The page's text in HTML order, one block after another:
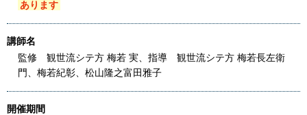
あります
講師名
監修 観世流シテ方 梅若 実、指導 観世流シテ方 梅若長左衛
門、梅若紀彰、松山隆之富田雅子
開催期間